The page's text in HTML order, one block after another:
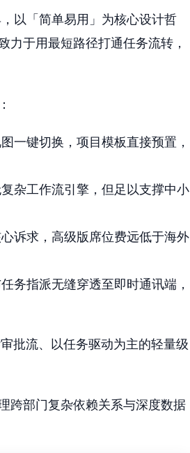
以「简单易用」为核心设计哲
力于用最短路径打通任务流转，
：
一键切换，项目模板直接预置，
杂工作流引擎，但足以支撑中小
诉求，高级版席位费远低于海外
务指派无缝穿透至即时通讯端，
批流、以任务驱动为主的轻量级
跨部门复杂依赖关系与深度数据